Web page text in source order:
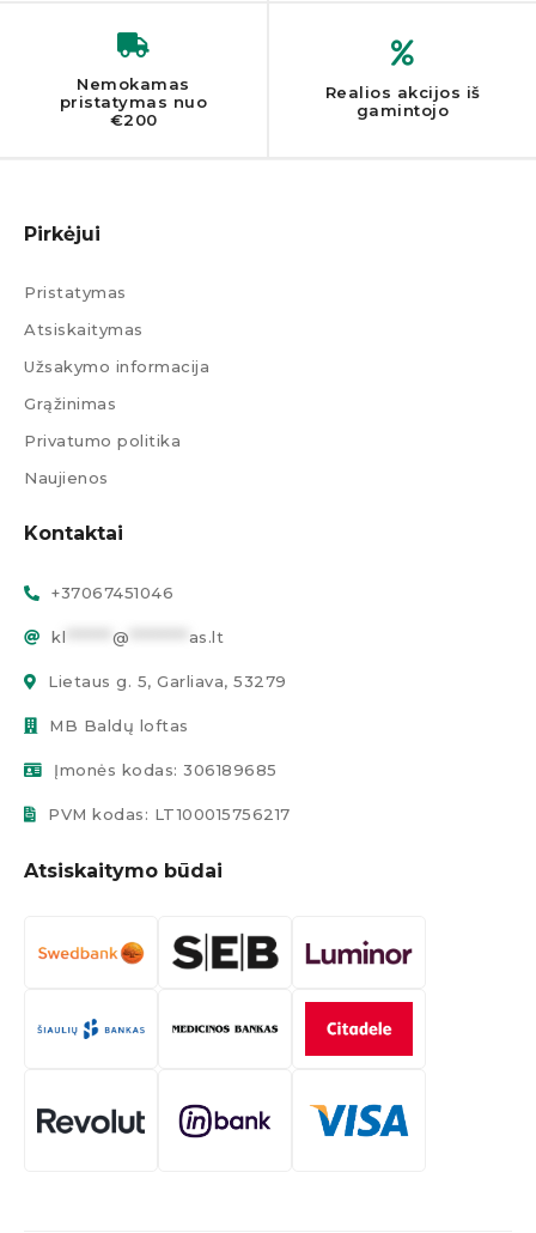
Nemokamas
pristatymas nuo
€200
Realios akcijos iš
gamintojo
Pirkėjui
Pristatymas
Atsiskaitymas
Užsakymo informacija
Grąžinimas
Privatumo politika
Naujienos
Kontaktai
+37067451046
kl @ as.lt
Lietaus g. 5, Garliava, 53279
MB Baldų loftas
Įmonės kodas: 306189685
PVM kodas: LT100015756217
Atsiskaitymo būdai